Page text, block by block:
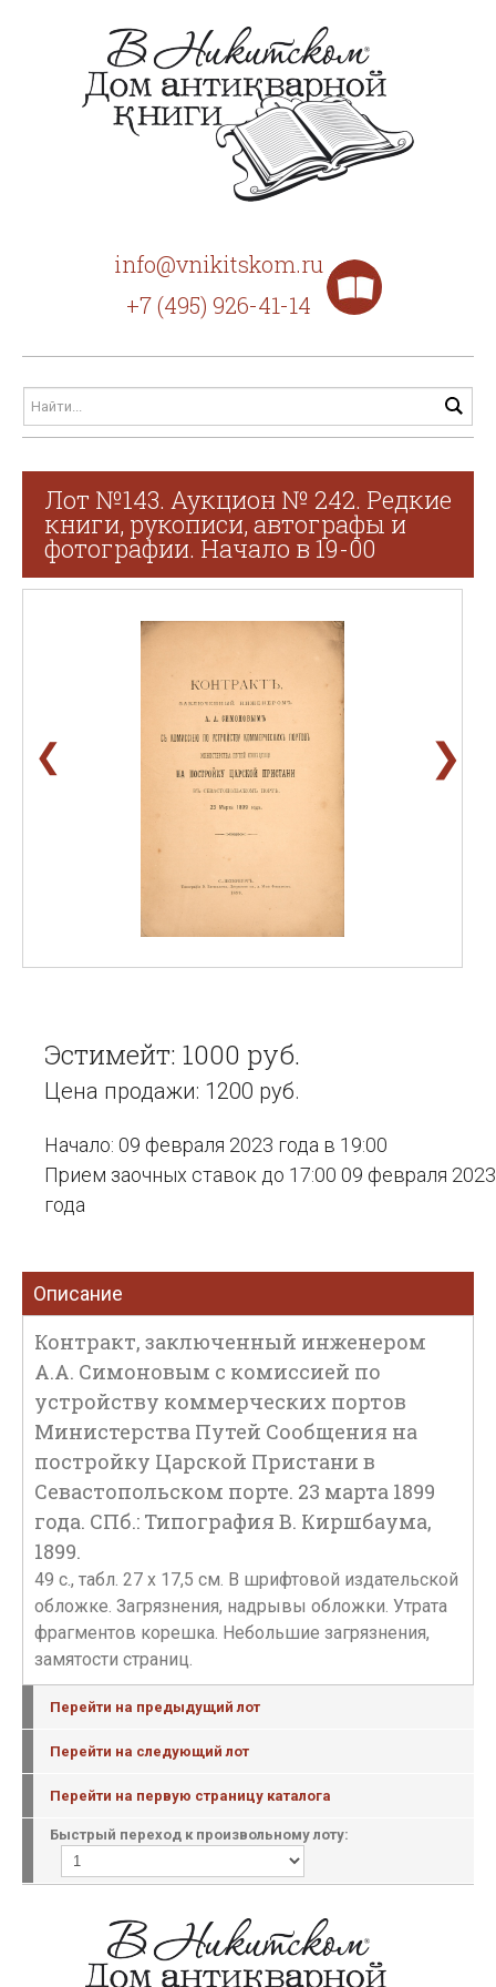
info@vnikitskom.ru
+7 (495) 926-41-14
Лот №143. Аукцион № 242. Редкие
книги, рукописи, автографы и
фотографии. Начало в 19-00
❮ ❯
Эстимейт: 1000 руб.
Цена продажи: 1200 руб.
Начало: 09 февраля 2023 года в 19:00
Прием заочных ставок до 17:00 09 февраля 2023
года
Описание
Контракт, заключенный инженером
А.А. Симоновым с комиссией по
устройству коммерческих портов
Министерства Путей Сообщения на
постройку Царской Пристани в
Севастопольском порте. 23 марта 1899
года. СПб.: Типография В. Киршбаума,
1899.
49 с., табл. 27 х 17,5 см. В шрифтовой издательской
обложке. Загрязнения, надрывы обложки. Утрата
фрагментов корешка. Небольшие загрязнения,
замятости страниц.
Перейти на предыдущий лот
Перейти на следующий лот
Перейти на первую страницу каталога
Быстрый переход к произвольному лоту: